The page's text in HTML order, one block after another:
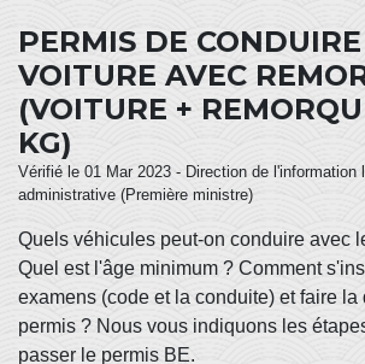
PERMIS DE
VOITURE AVEC
(VOITURE +
KG)
Vérifié le 01 Mar 2023 - Direction de l'information
administrative (Première ministre)
Quels véhicules peut-on conduire avec
Quel est l'âge minimum ? Comment
examens (code et la conduite) et faire la
permis ? Nous vous indiquons les
passer le permis BE.